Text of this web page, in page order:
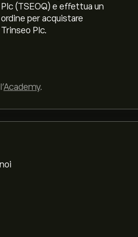
Plc (TSEOQ) e effettua un
ordine per acquistare
Trinseo Plc.
Academy.